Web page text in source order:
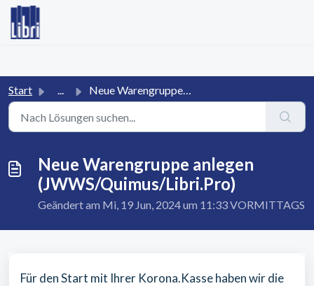
Zum hauptsächlichen Inhalt gehen
Start ... Neue Warengruppe anlegen (JWWS/Quimus/Libri.Pro)
Neue Warengruppe anlegen
(JWWS/Quimus/Libri.Pro)
Geändert am Mi, 19 Jun, 2024 um 11:33 VORMITTAGS
Für den Start mit Ihrer Korona.Kasse haben wir die